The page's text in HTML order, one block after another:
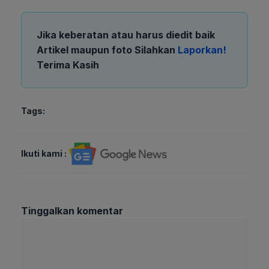
Jika keberatan atau harus diedit baik
Artikel maupun foto Silahkan Laporkan!
Terima Kasih
Tags:
Ikuti kami :
Tinggalkan komentar